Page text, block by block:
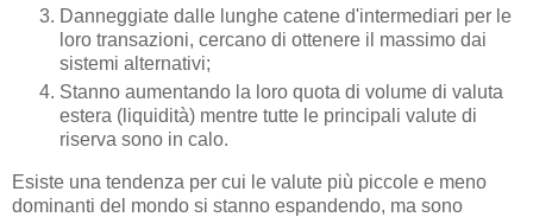
Danneggiate dalle lunghe catene d'intermediari per le
loro transazioni, cercano di ottenere il massimo dai
sistemi alternativi;
Stanno aumentando la loro quota di volume di valuta
estera (liquidità) mentre tutte le principali valute di
riserva sono in calo.
Esiste una tendenza per cui le valute più piccole e meno
dominanti del mondo si stanno espandendo, ma sono